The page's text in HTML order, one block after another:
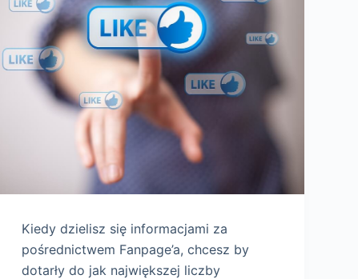
Kiedy dzielisz się informacjami za
pośrednictwem Fanpage’a, chcesz by
dotarły do jak największej liczby